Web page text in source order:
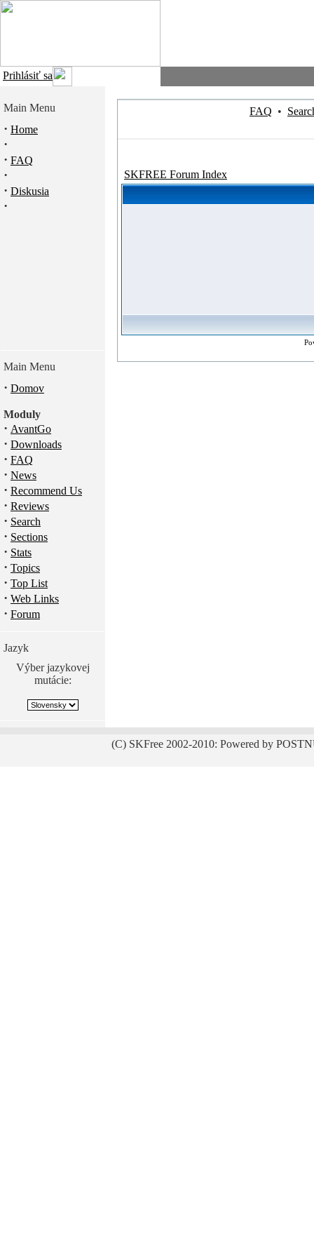
Prihlásiť sa
Main Menu
· Home
·
· FAQ
·
· Diskusia
·
Main Menu
· Domov
Moduly
· AvantGo
· Downloads
· FAQ
· News
· Recommend Us
· Reviews
· Search
· Sections
· Stats
· Topics
· Top List
· Web Links
· Forum
Jazyk
Výber jazykovej
mutácie:
FAQ •
SKFREE Forum Index
(C) SKFree 2002-2010: Powered by